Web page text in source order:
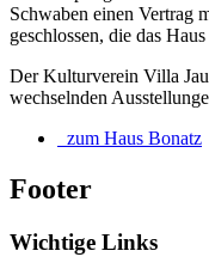
Schwaben einen Vertrag
geschlossen, die das
Der Kulturverein Villa
wechselnden
zum Haus Bonatz
Footer
Wichtige Links